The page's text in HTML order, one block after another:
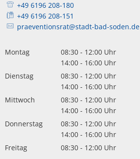
+49 6196 208-180
+49 6196 208-151
praeventionsrat@stadt-bad-soden.de
Montag 08:30 - 12:00 Uhr
Von 08:30 bis 12:00 Uhr
14:00 - 16:00 Uhr
Von 14:00 bis 16:00 Uhr
Dienstag 08:30 - 12:00 Uhr
Von 08:30 bis 12:00 Uhr
14:00 - 16:00 Uhr
Von 14:00 bis 16:00 Uhr
Mittwoch 08:30 - 12:00 Uhr
Von 08:30 bis 12:00 Uhr
14:00 - 16:00 Uhr
Von 14:00 bis 16:00 Uhr
Donnerstag 08:30 - 12:00 Uhr
Von 08:30 bis 12:00 Uhr
14:00 - 16:00 Uhr
Von 14:00 bis 16:00 Uhr
Freitag 08:30 - 12:00 Uhr